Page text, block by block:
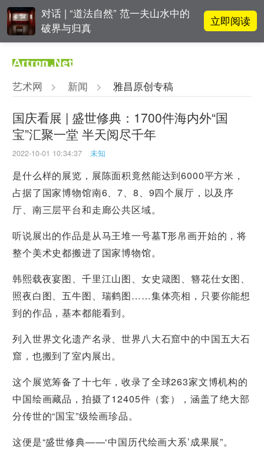
对话 | “道法自然” 范一夫山水中的
破界与归真
立即阅读
值
阿拉里奥画廊上海转型：为何要成
为策展式艺术商业综合体？
张瀚文：以物质媒介具象化精神世
界
艺术网 > 新闻 > 雅昌原创专稿
国庆看展 | 盛世修典：1700件海内外“国
宝”汇聚一堂 半天阅尽千年
2022-10-01 10:34:37 未知
是什么样的展览，展陈面积竟然能达到6000平方米，
占据了国家博物馆南6、7、8、9四个展厅，以及序
厅、南三层平台和走廊公共区域。
听说展出的作品是从马王堆一号墓T形帛画开始的，将
整个美术史都搬进了国家博物馆。
韩熙载夜宴图、千里江山图、女史箴图、簪花仕女图、
照夜白图、五牛图、瑞鹤图……集体亮相，只要你能想
到的作品，基本都能看到。
列入世界文化遗产名录、世界八大石窟中的中国五大石
窟，也搬到了室内展出。
这个展览筹备了十七年，收录了全球263家文博机构的
中国绘画藏品，拍摄了12405件（套），涵盖了绝大部
分传世的“国宝”级绘画珍品。
这便是“盛世修典——‘中国历代绘画大系’成果展”。